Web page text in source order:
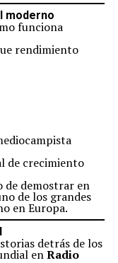
moderno
funciona
rendimiento
de crecimiento
de demostrar en
de los grandes
en Europa.
detrás de los
enRadio